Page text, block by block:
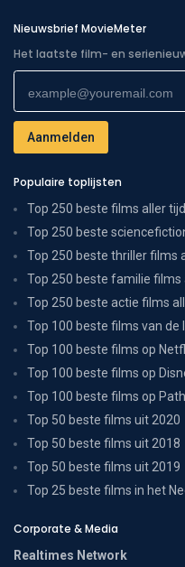
Nieuwsbrief MovieMeter
Het laatste film- en
Populaire toplijsten
Top 250 beste films aller
Top 250 beste
Top 250 beste thriller films
Top 250 beste familie films
Top 250 beste actie films
Top 100 beste films van de
Top 100 beste films op
Top 100 beste films op
Top 100 beste films op
Top 50 beste films uit 2020
Top 50 beste films uit 2018
Top 50 beste films uit 2019
Top 25 beste films in het
Corporate & Media
Realtimes Network